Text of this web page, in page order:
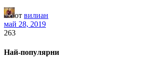
от вилиан
май 28, 2019
263
Най-популярни